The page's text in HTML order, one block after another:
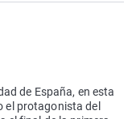
de España, en esta
el protagonista del